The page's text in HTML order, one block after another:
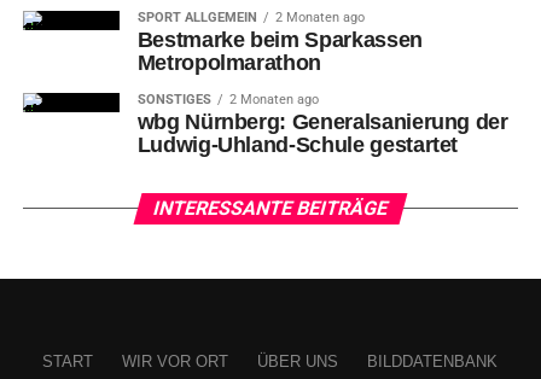
SPORT ALLGEMEIN 2 Monaten ago
Bestmarke beim Sparkassen
Metropolmarathon
SONSTIGES 2 Monaten ago
wbg Nürnberg: Generalsanierung der
Ludwig-Uhland-Schule gestartet
INTERESSANTE BEITRÄGE
START WIR VOR ORT ÜBER UNS BILDDATENBANK